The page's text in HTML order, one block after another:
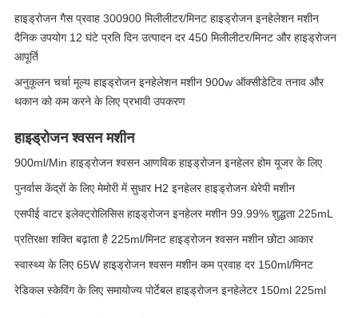
हाइड्रोजन गैस प्रवाह 300900 मिलीलीटर/मिनट हाइड्रोजन इनहेलेशन मशीन
दैनिक उपयोग 12 घंटे प्रति दिन उत्पादन दर 450 मिलीलीटर/मिनट और हाइड्रोजन
आपूर्ति
अनुकूलन चर्चा मूल्य हाइड्रोजन इनहेलेशन मशीन 900w ऑक्सीडेटिव तनाव और
थकान को कम करने के लिए प्रभावी उपकरण
हाइड्रोजन श्वसन मशीन
900ml/Min हाइड्रोजन श्वसन आणविक हाइड्रोजन इनहेलर होम यूजर के लिए
पुनर्वास केंद्रों के लिए मेमोरी में सुधार H2 इनहेलर हाइड्रोजन थेरेपी मशीन
एसपीई वाटर इलेक्ट्रोलिसिस हाइड्रोजन इनहेलर मशीन 99.99% शुद्धता 225mL
प्रतिरक्षा शक्ति बढ़ाता है 225ml/मिनट हाइड्रोजन श्वसन मशीन छोटा आकार
स्वास्थ्य के लिए 65W हाइड्रोजन श्वसन मशीन कम प्रवाह दर 150ml/मिनट
रेडिकल स्केविंग के लिए समायोज्य पोर्टेबल हाइड्रोजन इनहेलेटर 150ml 225ml